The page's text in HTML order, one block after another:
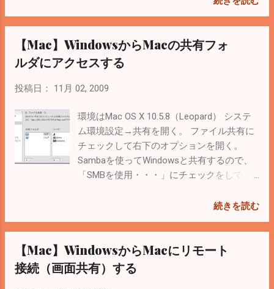
文）。 日本語情報は下記サイトが分かりやすい。
[iPhone]iPhone用有料アプリにおけるYouTube API/MapKitの
使用可否について Googleマップの利用規約について（まと
め） Google Maps APIのFAQ も参考に。
【Mac】WindowsからMacの共有フォ
ルダにアクセスする
投稿日： 11月 02, 2009
環境はMac OS X 10.5.8（Leopard） システ
ム環境設定→共有を開く。 ファイル共有に
チェックして右下のオプションを開く。
Sambaを使ってWindowsと共有するので、
「SMBを使用・・・」にチェックをして、
パスワードを入力すれば完了。 Windowsか
ず。 ちなみにNetBIOS名は共有の設定画面
上部にある「編集」から変更できる。 Mac
で特定のフォルダを共有にしたい場合は右
クリック→情報をみる→共有フォルダにチ
続きを読む
【Mac】WindowsからMacにリモート
接続（画面共有）する